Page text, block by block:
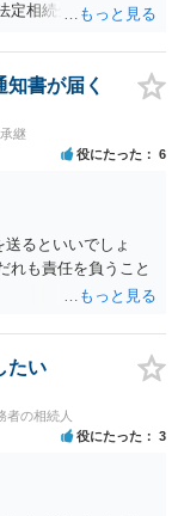
定相続分に応じて請
くか、それが難しい
います。
書が届く
継
役にたった 6
るといいでしょ
れも責任を負うこと
たい
者の相続人
役にたった 3